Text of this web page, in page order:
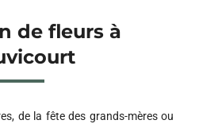
de fleurs à
de la fête des grands-mères ou